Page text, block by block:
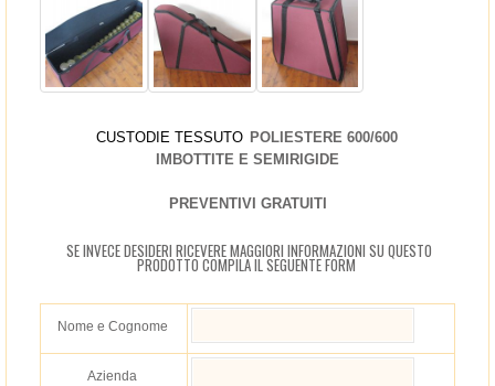
CUSTODIE TESSUTO POLIESTERE 600/600
IMBOTTITE E SEMIRIGIDE
PREVENTIVI GRATUITI
SE INVECE DESIDERI RICEVERE MAGGIORI INFORMAZIONI SU QUESTO
PRODOTTO COMPILA IL SEGUENTE FORM
Nome e Cognome
Azienda